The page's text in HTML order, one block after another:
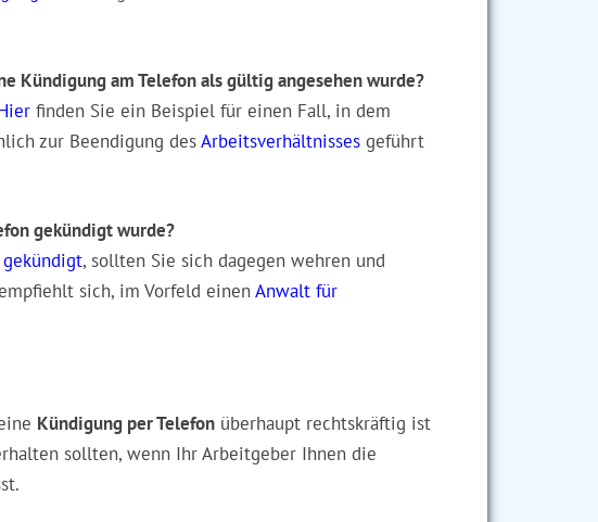
Kündigung am Telefon als gültig angesehen wurde?
finden Sie ein Beispiel für einen Fall, in dem
zur Beendigung desArbeitsverhältnisses geführt
gekündigt wurde?
, sollten Sie sich dagegen wehren und
sich, im Vorfeld einenAnwalt für
Kündigung per Telefon überhaupt rechtskräftig ist
sollten, wenn Ihr Arbeitgeber Ihnen die